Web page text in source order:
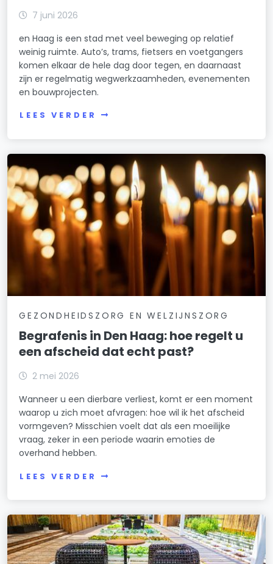
7 juni 2026
en Haag is een stad met veel beweging op relatief
weinig ruimte. Auto’s, trams, fietsers en voetgangers
komen elkaar de hele dag door tegen, en daarnaast
zijn er regelmatig wegwerkzaamheden, evenementen
en bouwprojecten.
LEES VERDER
GEZONDHEIDSZORG EN WELZIJNSZORG
Begrafenis in Den Haag: hoe regelt u
een afscheid dat echt past?
2 mei 2026
Wanneer u een dierbare verliest, komt er een moment
waarop u zich moet afvragen: hoe wil ik het afscheid
vormgeven? Misschien voelt dat als een moeilijke
vraag, zeker in een periode waarin emoties de
overhand hebben.
LEES VERDER